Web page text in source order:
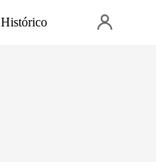
Histórico